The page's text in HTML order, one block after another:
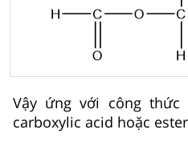
Vậy ứng với công
carboxylic acid hoặc